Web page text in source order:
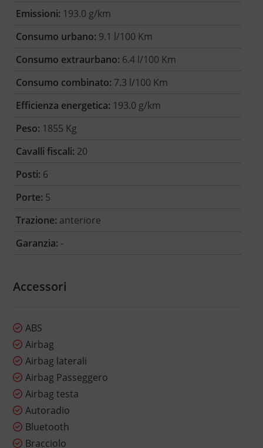
Emissioni: 193.0 g/km
Consumo urbano: 9.1 l/100 Km
Consumo extraurbano: 6.4 l/100 Km
Consumo combinato: 7.3 l/100 Km
Efficienza energetica: 193.0 g/km
Peso: 1855 Kg
Cavalli fiscali: 20
Posti: 6
Porte: 5
Trazione: anteriore
Garanzia: -
Accessori
ABS
Airbag
Airbag laterali
Airbag Passeggero
Airbag testa
Autoradio
Bluetooth
Bracciolo